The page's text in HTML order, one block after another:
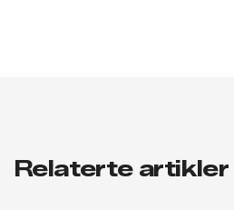
Relaterte artikler